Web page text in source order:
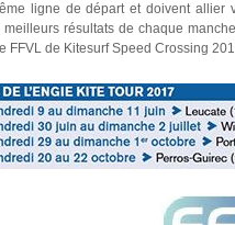
ligne de départ et doivent allier
résultats de chaque
FFVL de Kitesurf Speed Crossing